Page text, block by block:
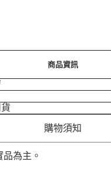
商品資訊
購物須知
為主。